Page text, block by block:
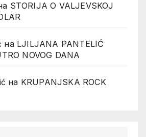
STORIJA O VALJEVSKOJ
на LJILJANA PANTELIĆ
NOVOG DANA
на KRUPANJSKA ROCK